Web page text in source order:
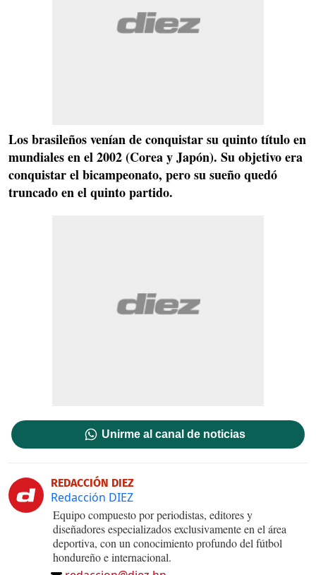
Los brasileños venían de conquistar su quinto título en
mundiales en el 2002 (Corea y Japón). Su objetivo era
conquistar el bicampeonato, pero su sueño quedó
truncado en el quinto partido.
Unirme al canal de noticias
REDACCIÓN DIEZ
Redacción DIEZ
Equipo compuesto por periodistas, editores y
diseñadores especializados exclusivamente en el área
deportiva, con un conocimiento profundo del fútbol
hondureño e internacional.